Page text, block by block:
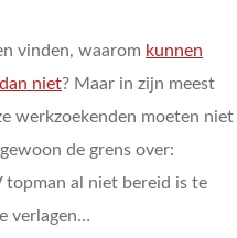
vinden, waarom kunnen
niet? Maar in zijn meest
werkzoekenden moeten niet
de grens over:
topman al niet bereid is te
verlagen…